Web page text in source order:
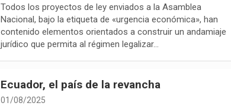
‎Todos los proyectos de ley enviados a la Asamblea
Nacional, bajo la etiqueta de «urgencia económica», han
contenido elementos orientados a construir un andamiaje
jurídico que permita al régimen legalizar…
Ecuador, el país de la revancha
01/08/2025